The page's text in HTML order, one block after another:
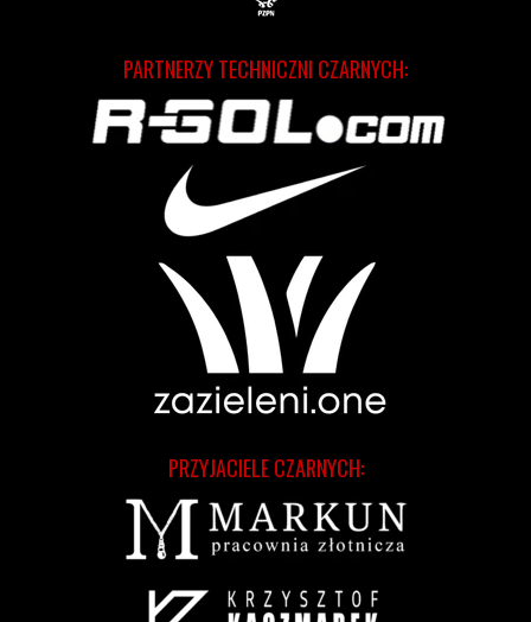
PRZYJACIELE CZARNYCH:
PARTNERZY TECHNICZNI CZARNYCH: